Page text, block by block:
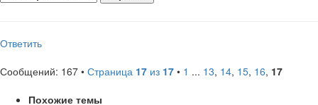
Ответить
Сообщений: 167 • Страница 17 из 17 • 1 ... 13, 14, 15, 16, 17
Похожие темы